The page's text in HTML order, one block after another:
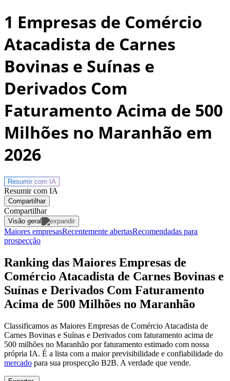
1 Empresas de Comércio
Atacadista de Carnes
Bovinas e Suínas e
Derivados Com
Faturamento Acima de 500
Milhões no Maranhão em
2026
Resumir com IA
Resumir com IA
Compartilhar
Compartilhar
Visão geral
Maiores empresasRecentemente abertasRecomendadas para
prospecção
Ranking das Maiores Empresas de
Comércio Atacadista de Carnes Bovinas e
Suínas e Derivados Com Faturamento
Acima de 500 Milhões no Maranhão
Classificamos as Maiores Empresas de Comércio Atacadista de
Carnes Bovinas e Suínas e Derivados com faturamento acima de
500 milhões no Maranhão por faturamento estimado com nossa
própria IA. É a lista com a maior previsibilidade e confiabilidade do
mercado para sua prospecção B2B. A verdade que vende.